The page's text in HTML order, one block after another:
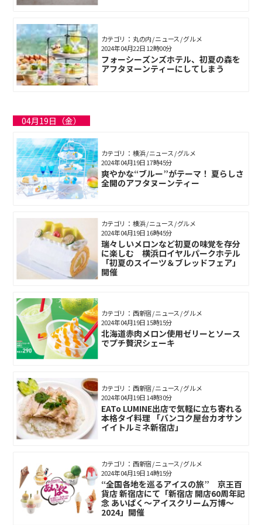
カテゴリ： 丸の内 / ニュース / グルメ
フォーシーズンズホテル、初夏の森を
アフタヌーンティーにしてしまう
2024年04月22日 12時00分
04月19日（金）
カテゴリ： 横浜 / ニュース / グルメ
爽やかな“ブルー”がテーマ！ 夏らしさ
全開のアフタヌーンティー
2024年04月19日 17時45分
カテゴリ： 横浜 / ニュース / グルメ
瑞々しいメロンなど初夏の味覚を存分
に楽しむ 横浜ロイヤルパークホテル
「初夏のスイーツ＆ブレッドフェア」
開催
2024年04月19日 16時45分
カテゴリ： 西新宿 / ニュース / グルメ
北海道赤肉メロン使用ゼリーとソース
でプチ贅沢シェーキ
2024年04月19日 15時15分
カテゴリ： 西新宿 / ニュース / グルメ
EATo LUMINE出店で気軽に立ち寄れる
本格タイ料理 「バンコク屋台カオサン
イイトルミネ新宿店」
2024年04月19日 14時30分
カテゴリ： 西新宿 / ニュース / グルメ
“全国各地を巡るアイスの旅” 京王百
貨店 新宿店にて「新宿店 開店60周年記
念 あいぱく～アイスクリーム万博～
2024」開催
2024年04月19日 14時15分